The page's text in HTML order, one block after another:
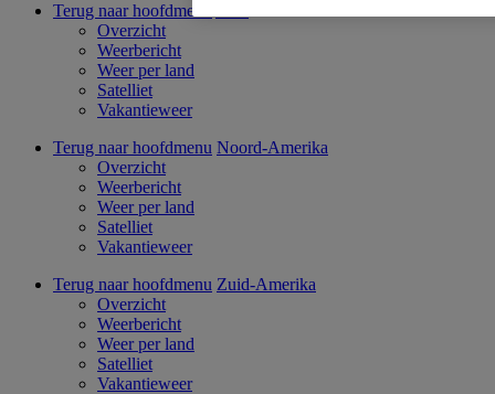
Terug naar hoofdmenu
Overzicht
Weerbericht
Weer per land
Satelliet
Vakantieweer
Terug naar hoofdmenu Noord-Amerika
Overzicht
Weerbericht
Weer per land
Satelliet
Vakantieweer
Terug naar hoofdmenu Zuid-Amerika
Overzicht
Weerbericht
Weer per land
Satelliet
Vakantieweer